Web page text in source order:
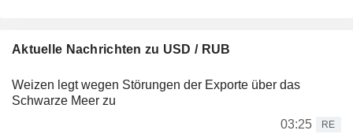
Aktuelle Nachrichten zu USD / RUB
Weizen legt wegen Störungen der Exporte über das
Schwarze Meer zu
03:25
RE